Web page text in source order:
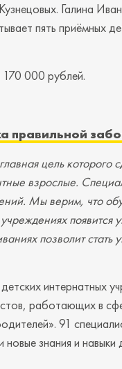
Галина
пять приёмных
000 рублей.
правильной
цель которого
взрослые.
Мы верим, что
позволит
интернатных
работающих в
91
знания и навыки